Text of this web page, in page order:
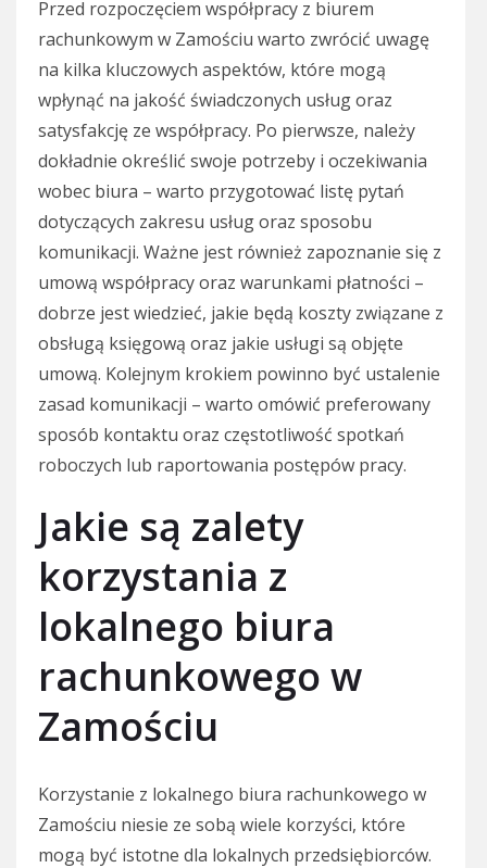
Przed rozpoczęciem współpracy z biurem
rachunkowym w Zamościu warto zwrócić uwagę
na kilka kluczowych aspektów, które mogą
wpłynąć na jakość świadczonych usług oraz
satysfakcję ze współpracy. Po pierwsze, należy
dokładnie określić swoje potrzeby i oczekiwania
wobec biura – warto przygotować listę pytań
dotyczących zakresu usług oraz sposobu
komunikacji. Ważne jest również zapoznanie się z
umową współpracy oraz warunkami płatności –
dobrze jest wiedzieć, jakie będą koszty związane z
obsługą księgową oraz jakie usługi są objęte
umową. Kolejnym krokiem powinno być ustalenie
zasad komunikacji – warto omówić preferowany
sposób kontaktu oraz częstotliwość spotkań
roboczych lub raportowania postępów pracy.
Jakie są zalety
korzystania z
lokalnego biura
rachunkowego w
Zamościu
Korzystanie z lokalnego biura rachunkowego w
Zamościu niesie ze sobą wiele korzyści, które
mogą być istotne dla lokalnych przedsiębiorców.